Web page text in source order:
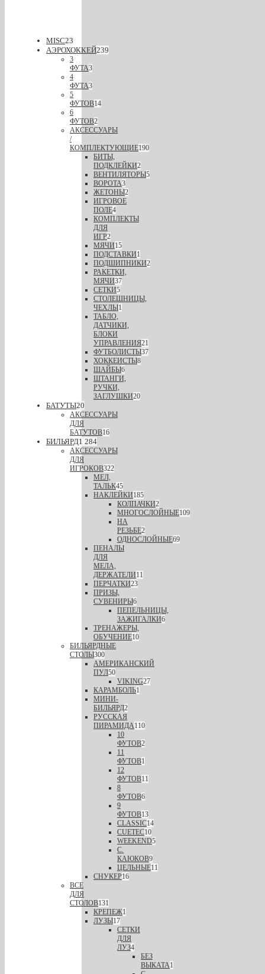
MISC23
АЭРОХОККЕЙ239
3
ФУТА3
4
ФУТА3
5
ФУТОВ14
6
ФУТОВ2
АКСЕССУАРЫ
/
КОМПЛЕКТУЮЩИЕ190
БИТЫ,
ПОДКЛЕЙКИ2
ВЕНТИЛЯТОРЫ5
ВОРОТА3
ЖЕТОНЫ2
ИГРОВОЕ
ПОЛЕ4
КОМПЛЕКТЫ
ДЛЯ
ИГР2
МЯЧИ15
ПОДСТАВКИ1
ПОДШИПНИКИ2
РАКЕТКИ,
МЯЧИ37
СЕТКИ5
СТОЛЕШНИЦЫ,
ЧЕХЛЫ1
ТАБЛО,
ДАТЧИКИ,
БЛОКИ
УПРАВЛЕНИЯ21
ФУТБОЛИСТЫ37
ХОККЕИСТЫ8
ШАЙБЫ6
ШТАНГИ,
РУЧКИ,
ЗАГЛУШКИ20
БАТУТЫ20
АКСЕССУАРЫ
ДЛЯ
БАТУТОВ16
БИЛЬЯРД1 284
АКСЕССУАРЫ
ДЛЯ
ИГРОКОВ322
МЕЛ,
ТАЛЬК45
НАКЛЕЙКИ185
КОЛПАЧКИ2
МНОГОСЛОЙНЫЕ109
НА
РЕЗЬБЕ2
ОДНОСЛОЙНЫЕ69
ПЕНАЛЫ
ДЛЯ
МЕЛА,
ДЕРЖАТЕЛИ11
ПЕРЧАТКИ23
ПРИЗЫ,
СУВЕНИРЫ6
ПЕПЕЛЬНИЦЫ,
ЗАЖИГАЛКИ6
ТРЕНАЖЕРЫ,
ОБУЧЕНИЕ10
БИЛЬЯРДНЫЕ
СТОЛЫ300
АМЕРИКАНСКИЙ
ПУЛ50
VIKING27
КАРАМБОЛЬ1
МИНИ-
БИЛЬЯРД2
РУССКАЯ
ПИРАМИДА110
10
ФУТОВ2
11
ФУТОВ1
12
ФУТОВ11
8
ФУТОВ6
9
ФУТОВ13
CLASSIC14
CUETEC10
WEEKEND5
С.
КАЮКОВ9
ЦЕЛЬНЫЕ11
СНУКЕР16
ВСЕ
ДЛЯ
СТОЛОВ131
КРЕПЕЖ1
ЛУЗЫ17
СЕТКИ
ДЛЯ
ЛУЗ4
БЕЗ
ВЫКАТА1